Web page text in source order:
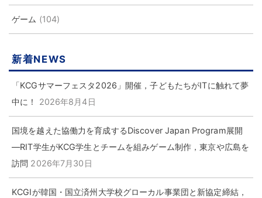
ゲーム (104)
新着NEWS
「KCGサマーフェスタ2026」開催，子どもたちがITに触れて夢
中に！
2026年8月4日
国境を越えた協働力を育成するDiscover Japan Program展開
―RIT学生がKCG学生とチームを組みゲーム制作，東京や広島を
訪問 2026年7月30日
KCGIが韓国・国立済州大学校グローカル事業団と新協定締結，